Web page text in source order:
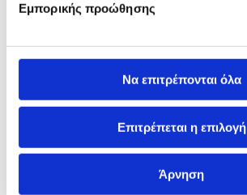
Εμπορικής προώθησης
Να επιτρέπονται όλα
Επιτρέπεται η επιλογή
Άρνηση